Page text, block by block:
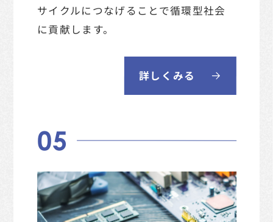
サイクルに つなげることで循環型社会
に貢献します。
詳しくみる
05